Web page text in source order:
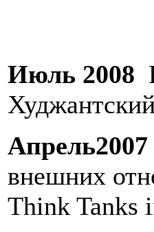
Июль 2008
Апрель
внешних
Think Tanks